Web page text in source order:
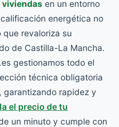
viviendas en un entorno
energética no
que revaloriza su
de Castilla-La Mancha.
gestionamos todo el
técnica obligatoria
garantizando rapidez y
el precio de tu
un minuto y cumple con